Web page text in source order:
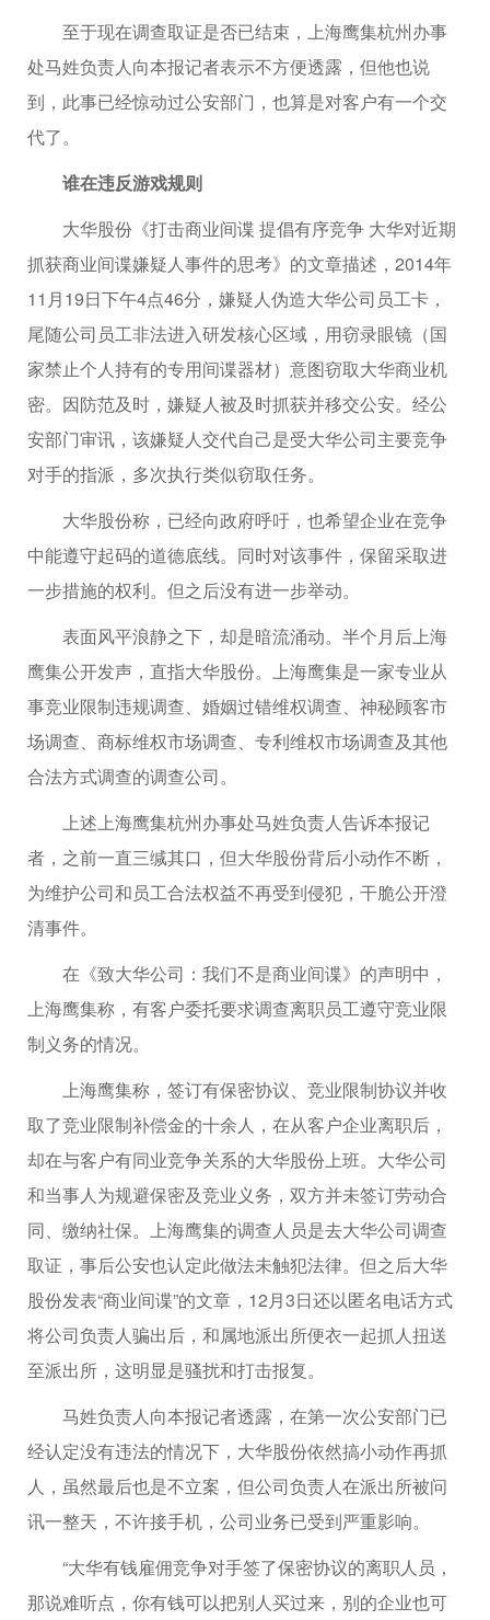
至于现在调查取证是否已结束，上海鹰集杭州办事
处马姓负责人向本报记者表示不方便透露，但他也说
到，此事已经惊动过公安部门，也算是对客户有一个交
代了。
谁在违反游戏规则
大华股份《打击商业间谍 提倡有序竞争 大华对近期
抓获商业间谍嫌疑人事件的思考》的文章描述，2014年
11月19日下午4点46分，嫌疑人伪造大华公司员工卡，
尾随公司员工非法进入研发核心区域，用窃录眼镜（国
家禁止个人持有的专用间谍器材）意图窃取大华商业机
密。因防范及时，嫌疑人被及时抓获并移交公安。经公
安部门审讯，该嫌疑人交代自己是受大华公司主要竞争
对手的指派，多次执行类似窃取任务。
大华股份称，已经向政府呼吁，也希望企业在竞争
中能遵守起码的道德底线。同时对该事件，保留采取进
一步措施的权利。但之后没有进一步举动。
表面风平浪静之下，却是暗流涌动。半个月后上海
鹰集公开发声，直指大华股份。上海鹰集是一家专业从
事竞业限制违规调查、婚姻过错维权调查、神秘顾客市
场调查、商标维权市场调查、专利维权市场调查及其他
合法方式调查的调查公司。
上述上海鹰集杭州办事处马姓负责人告诉本报记
者，之前一直三缄其口，但大华股份背后小动作不断，
为维护公司和员工合法权益不再受到侵犯，干脆公开澄
清事件。
在《致大华公司：我们不是商业间谍》的声明中，
上海鹰集称，有客户委托要求调查离职员工遵守竞业限
制义务的情况。
上海鹰集称，签订有保密协议、竞业限制协议并收
取了竞业限制补偿金的十余人，在从客户企业离职后，
却在与客户有同业竞争关系的大华股份上班。大华公司
和当事人为规避保密及竞业义务，双方并未签订劳动合
同、缴纳社保。上海鹰集的调查人员是去大华公司调查
取证，事后公安也认定此做法未触犯法律。但之后大华
股份发表“商业间谍”的文章，12月3日还以匿名电话方式
将公司负责人骗出后，和属地派出所便衣一起抓人扭送
至派出所，这明显是骚扰和打击报复。
马姓负责人向本报记者透露，在第一次公安部门已
经认定没有违法的情况下，大华股份依然搞小动作再抓
人，虽然最后也是不立案，但公司负责人在派出所被问
讯一整天，不许接手机，公司业务已受到严重影响。
“大华有钱雇佣竞争对手签了保密协议的离职人员，
那说难听点，你有钱可以把别人买过来，别的企业也可